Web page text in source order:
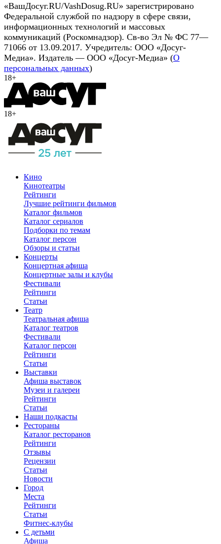
«ВашДосуг.RU/VashDosug.RU» зарегистрировано
Федеральной службой по надзору в сфере связи,
информационных технологий и массовых
коммуникаций (Роскомнадзор). Св-во Эл № ФС 77—
71066 от 13.09.2017. Учредитель: ООО «Досуг-
Медиа». Издатель — ООО «Досуг-Медиа» (О
персональных данных)
18+
18+
Кино
Кинотеатры
Рейтинги
Лучшие рейтинги фильмов
Каталог фильмов
Каталог сериалов
Подборки по темам
Каталог персон
Обзоры и статьи
Концерты
Концертная афиша
Концертные залы и клубы
Фестивали
Рейтинги
Статьи
Театр
Театральная афиша
Каталог театров
Фестивали
Каталог персон
Рейтинги
Статьи
Выставки
Афиша выставок
Музеи и галереи
Рейтинги
Статьи
Наши подкасты
Рестораны
Каталог ресторанов
Рейтинги
Отзывы
Рецензии
Статьи
Новости
Город
Места
Рейтинги
Статьи
Фитнес-клубы
С детьми
Афиша